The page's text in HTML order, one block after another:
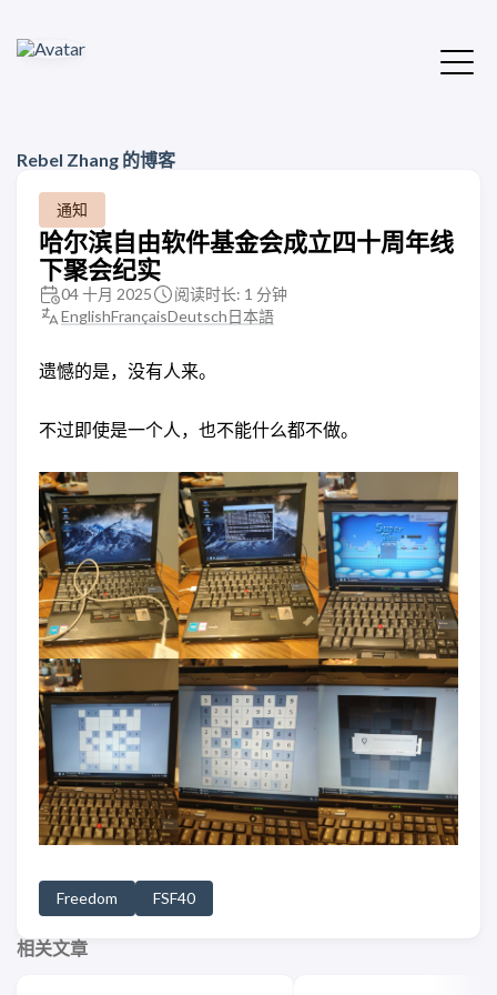
Rebel Zhang 的博客
通知
哈尔滨自由软件基金会成立四十周年线
下聚会纪实
04 十月 2025
阅读时长: 1 分钟
EnglishFrançaisDeutsch日本語
遗憾的是，没有人来。
不过即使是一个人，也不能什么都不做。
Freedom FSF40
相关文章